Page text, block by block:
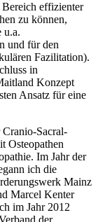
effizienter
zu können,
u.a.
und für den
Fazilitation).
in
Konzept
Ansatz für eine
Sacral-
Osteopathen
Im Jahr der
ich die
Mainz
Marcel Kenter
im Jahr 2012
der